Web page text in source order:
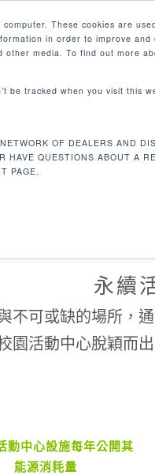
These cookies are
in order to improve
media. To find out more
be tracked when you visit this
OF DEALERS AND
HAVE QUESTIONS ABOUT A
PAGE.
大專
永續
不可或缺的場所，
園活動中心脫穎而
動中心設施每年公開其
能源消耗量